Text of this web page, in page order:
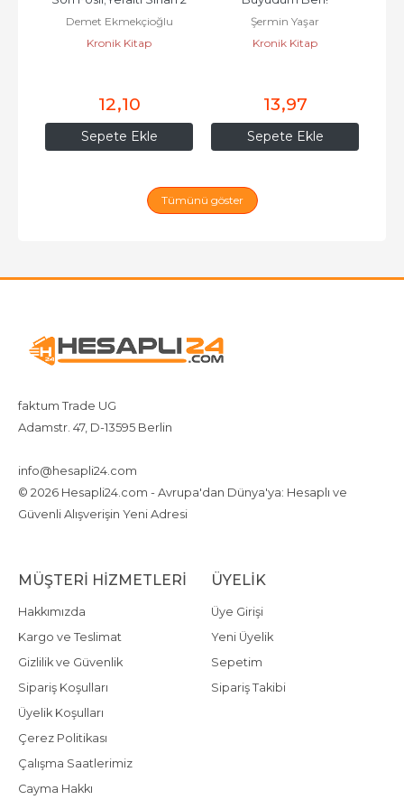
Sepete Ekle
Demet Ekmekçioğlu
Kronik Kitap
12,10
Sepete Ekle
Şermin Yaşar
Kronik Kitap
13,97
Tümünü göster
faktum Trade UG
Adamstr. 47, D-13595 Berlin
info@hesapli24.com
© 2026 Hesapli24.com - Avrupa'dan Dünya'ya: Hesaplı ve
Güvenli Alışverişin Yeni Adresi
MÜŞTERI HIZMETLERI
Hakkımızda
Kargo ve Teslimat
Gizlilik ve Güvenlik
Sipariş Koşulları
Üyelik Koşulları
Çerez Politikası
Çalışma Saatlerimiz
Cayma Hakkı
ÜYELIK
Üye Girişi
Yeni Üyelik
Sepetim
Sipariş Takibi